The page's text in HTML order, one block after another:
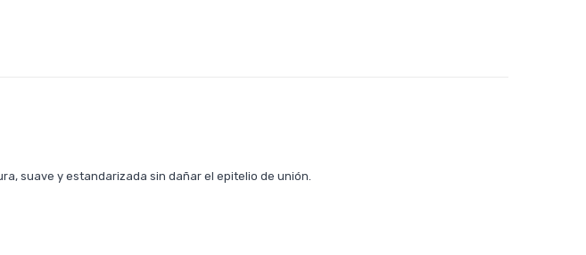
suave y estandarizada sin dañar el epitelio de unión.